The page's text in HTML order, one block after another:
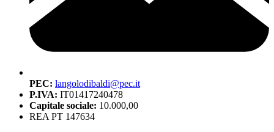
PEC: langolodibaldi@pec.it
P.IVA: IT01417240478
Capitale sociale: 10.000,00
REA PT 147634